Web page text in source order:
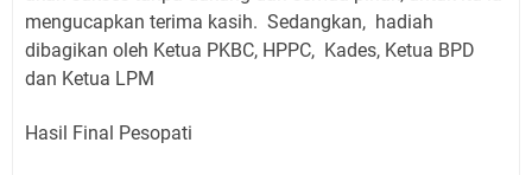
mengucapkan terima kasih. Sedangkan, hadiah
dibagikan oleh Ketua PKBC, HPPC, Kades, Ketua BPD
dan Ketua LPM
Hasil Final Pesopati